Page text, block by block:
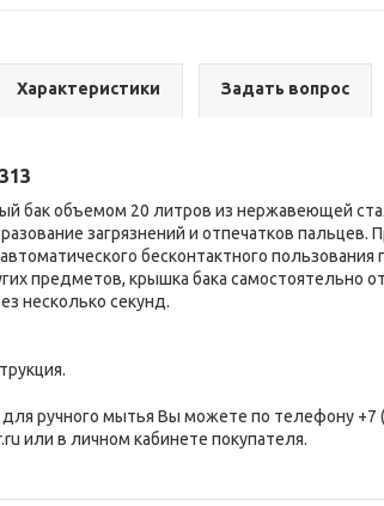
Характеристики Задать вопрос
бак объемом 20 литров из нержавеющей
загрязнений и отпечатков
бесконтактного
предметов, крышка бака самостоятельно
несколько секунд.
для ручного мытья Вы можете по телефону
или в личном кабинете покупателя.